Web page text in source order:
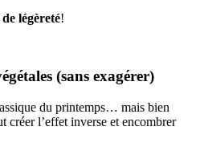
légèreté!
(sans exagérer)
du printemps… mais bien
créer l’effet inverse et encombrer